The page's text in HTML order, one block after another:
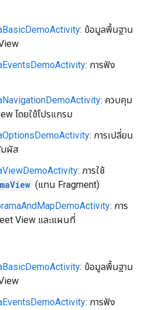
: ข้อมูลพื้นฐาน
: การฟัง
: ควบคุม
โดยใช้โปรแกรม
: การเปลี่ยน
มผัส
: การใช้
(แทน Fragment)
: การ
View และแผนที่
: ข้อมูลพื้นฐาน
: การฟัง